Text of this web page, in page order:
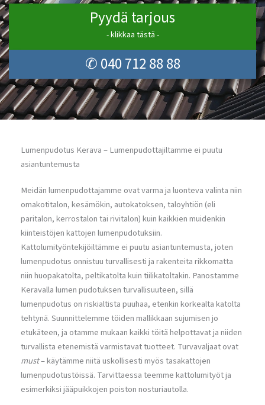
Pyydä tarjous
- klikkaa tästä -
✆ 040 712 88 88
Lumenpudotus Kerava – Lumenpudottajiltamme ei puutu
asiantuntemusta
Meidän lumenpudottajamme ovat varma ja luonteva valinta niin
omakotitalon, kesämökin, autokatoksen, taloyhtiön (eli
paritalon, kerrostalon tai rivitalon) kuin kaikkien muidenkin
kiinteistöjen kattojen lumenpudotuksiin.
Kattolumityöntekijöiltämme ei puutu asiantuntemusta, joten
lumenpudotus onnistuu turvallisesti ja rakenteita rikkomatta
niin huopakatolta, peltikatolta kuin tiilikatoltakin. Panostamme
Keravalla lumen pudotuksen turvallisuuteen, sillä
lumenpudotus on riskialtista puuhaa, etenkin korkealta katolta
tehtynä. Suunnittelemme töiden mallikkaan sujumisen jo
etukäteen, ja otamme mukaan kaikki töitä helpottavat ja niiden
turvallista etenemistä varmistavat tuotteet. Turvavaljaat ovat
must– käytämme niitä uskollisesti myös tasakattojen
lumenpudotustöissä. Tarvittaessa teemme kattolumityöt ja
esimerkiksi jääpuikkojen poiston nosturiautolla.